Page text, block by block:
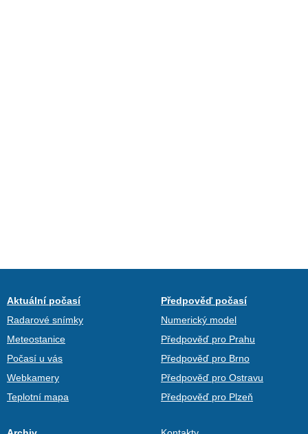
Aktuální počasí
Radarové snímky
Meteostanice
Počasí u vás
Webkamery
Teplotní mapa
Předpověď počasí
Numerický model
Předpověď pro Prahu
Předpověď pro Brno
Předpověď pro Ostravu
Předpověď pro Plzeň